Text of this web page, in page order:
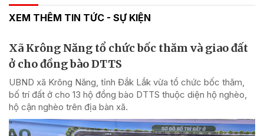
XEM THÊM TIN TỨC - SỰ KIỆN
Xã Krông Năng tổ chức bốc thăm và giao đất
ở cho đồng bào DTTS
UBND xã Krông Năng, tỉnh Đắk Lắk vừa tổ chức bốc thăm,
bố trí đất ở cho 13 hộ đồng bào DTTS thuộc diện hộ nghèo,
hộ cận nghèo trên địa bàn xã.